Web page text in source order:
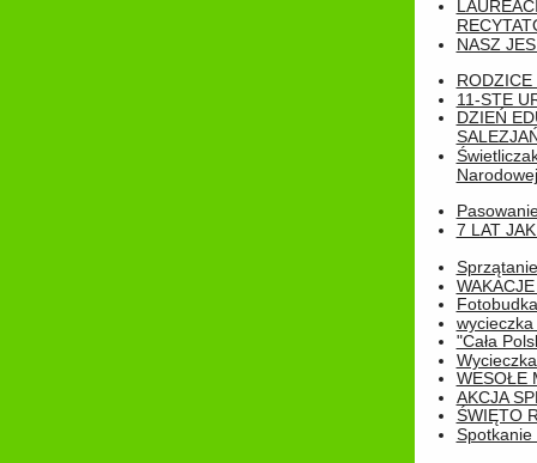
NASZ
RODZICE
11-STE
DZIEŃ
Narodowej
7 LAT
Fotobudka
"Cała
WESOŁE
AKCJA
ŚWIĘTO
Spotkanie